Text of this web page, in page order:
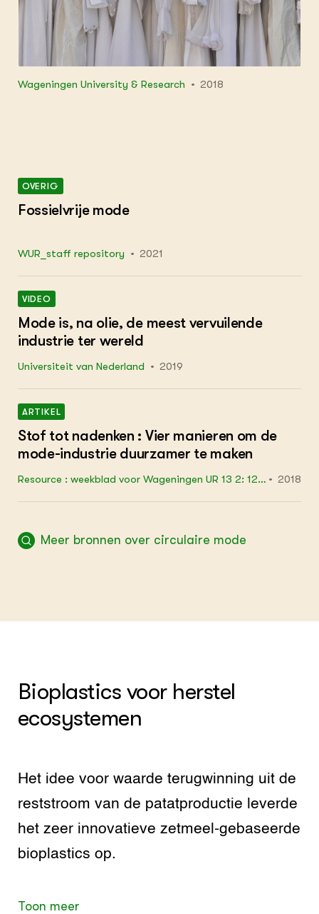
doel ervan is om de circulaire fashion industrie
te bevorderen.
Wageningen University & Research 2018
OVERIG
Fossielvrije mode
WUR_staff repository 2021
VIDEO
Mode is, na olie, de meest vervuilende
industrie ter wereld
Universiteit van Nederland 2019
ARTIKEL
Stof tot nadenken : Vier manieren om de
mode-industrie duurzamer te maken
Resource : weekblad voor Wageningen UR 13 2: 12 -
2018
Meer bronnen over circulaire mode
Bioplastics voor herstel
ecosystemen
Het idee voor waarde terugwinning uit de
reststroom van de patatproductie leverde
het zeer innovatieve zetmeel-gebaseerde
bioplastics op.
Toon meer